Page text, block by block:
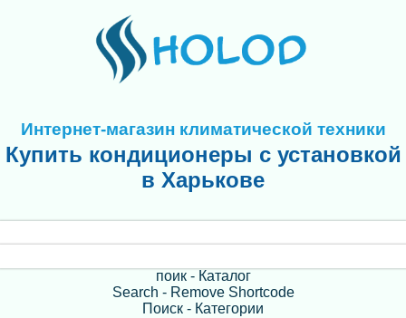
Интернет-магазин климатической техники
Купить кондиционеры с установкой
в Харькове
поик - Каталог
Search - Remove Shortcode
Поиск - Категории